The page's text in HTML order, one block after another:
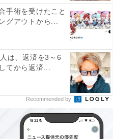
手術を受けたこと
グアウトから...
は、返済を3～6
てから返済...
Recommended by